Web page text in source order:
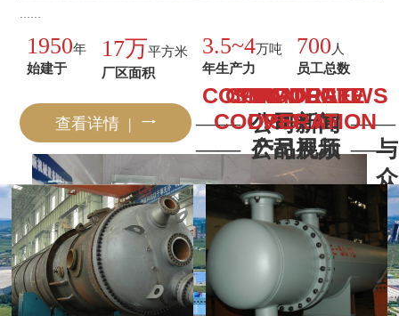
1950年
始建于
17万平方米
厂区面积
3.5~4万吨
年生产力
700 人
员工总数
查看详情 | 
PRODUCT
DISPLAY
——产品展示——
CORPORATE
VIDEO
——公司视频——
COMPANY NEWS
——公司新闻——
STRATEGIC
COOPERATION
与
众
多
大
型
能